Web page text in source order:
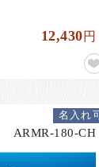
12,430円
ARMR-180-CH
名入れ可